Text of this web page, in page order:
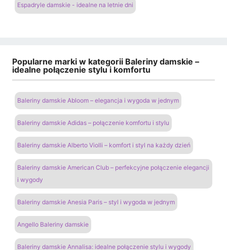
Espadryle damskie - idealne na letnie dni
Popularne marki w kategorii Baleriny damskie –
idealne połączenie stylu i komfortu
Baleriny damskie Abloom – elegancja i wygoda w jednym
Baleriny damskie Adidas – połączenie komfortu i stylu
Baleriny damskie Alberto Violli – komfort i styl na każdy dzień
Baleriny damskie American Club – perfekcyjne połączenie elegancji
i wygody
Baleriny damskie Anesia Paris – styl i wygoda w jednym
Angello Baleriny damskie
Baleriny damskie Annalisa: idealne połączenie stylu i wygody